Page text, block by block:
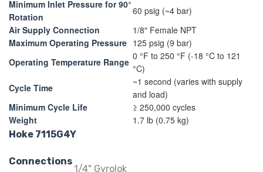
Minimum Inlet Pressure for 90°
Rotation
60 psig (~4 bar)
Air Supply Connection
1/8″ Female NPT
Maximum Operating Pressure 125 psig (9 bar)
Operating Temperature Range
0 °F to 250 °F (-18 °C to 121
°C)
Cycle Time
~1 second (varies with supply
and load)
Minimum Cycle Life
≥ 250,000 cycles
Weight
1.7 lb (0.75 kg)
Hoke 7115G4Y
Connections
1/4" Gyrolok